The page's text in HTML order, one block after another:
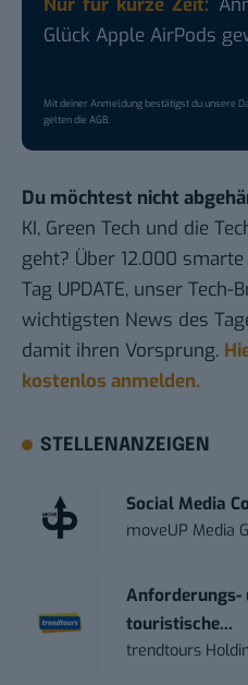
Nur für kurze Zeit:
Glück Apple AirPods
Mit deiner Anmeldung bestätigst du unsere
gelten dieAGB.
Du möchtest nicht
KI, Green Tech und die
geht? Über 12.000
Tag UPDATE, unser
wichtigsten News des
damit ihren Vorsprung.
kostenlos anmelden.
STELLENANZEIGEN
Social Media
moveUP Media
Anforderungs-
touristische...
trendtours